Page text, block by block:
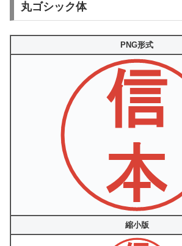
丸ゴシック体
PNG形式
縮小版